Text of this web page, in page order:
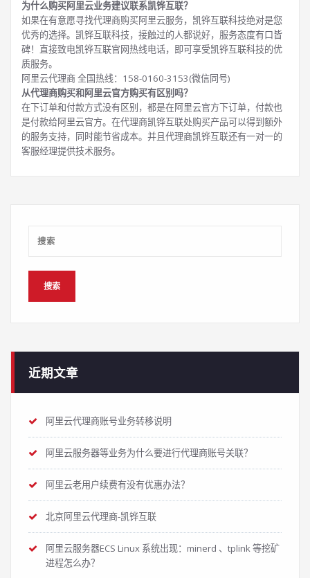
为什么购买阿里云业务建议联系凯铧互联？
如果在有意愿寻找代理商购买阿里云服务，凯铧互联科技绝对是您
优秀的选择。凯铧互联科技，接触过的人都说好，服务态度有口皆
碑！直接致电凯铧互联官网热线电话，即可享受凯铧互联科技的优
质服务。
阿里云代理商 全国热线：158-0160-3153(微信同号)
从代理商购买和阿里云官方购买有区别吗？
在下订单和付款方式没有区别，都是在阿里云官方下订单，付款也
是付款给阿里云官方。在代理商凯铧互联处购买产品可以得到额外
的服务支持，同时能节省成本。并且代理商凯铧互联还有一对一的
客服经理提供技术服务。
近期文章
阿里云代理商账号业务转移说明
阿里云服务器等业务为什么要进行代理商账号关联？
阿里云老用户续费有没有优惠办法？
北京阿里云代理商-凯铧互联
阿里云服务器ECS Linux 系统出现：minerd 、tplink 等挖矿
进程怎么办？